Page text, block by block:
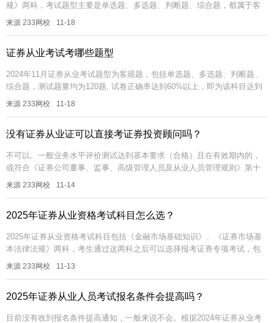
规》两科，考试题型主要是单选题、多选题、判断题、综合题，都属于客
观题。各题型对应的题量及分值分布表如下。【2024年证券备考资料包】
来源 233网校 11-18
证券从业考试考哪些题型
2024年11月证券从业考试题型为客观题，包括单选题、多选题、判断题、
综合题，测试题量均为120题, 试卷正确率达到60%以上，即为该科目达到
基本要求。一般业务水平评价测试、高级管理人员水平评价测试时...
来源 233网校 11-18
没有证券从业证可以直接考证券投资顾问吗？
不可以。一般业务水平评价测试达到基本要求（合格）且在有效期内的，
或符合《证券公司董事、监事、高级管理人员及从业人员管理规则》第十
条规定的相关人员,可报名参加专项业务水平评价测试。2024年11月证券
来源 233网校 11-14
2025年证券从业资格考试科目怎么选？
2025年证券从业资格考试科目包括《金融市场基础知识》、《证券市场基
本法律法规》两科，考生通过这两科之后可以选择报考证券专项考试，包
括《证券投资顾问业务》、《发布证券研究报告业务》（证券分析师）、
来源 233网校 11-13
2025年证券从业人员考试报名条件会提高吗？
目前没有收到报名条件提高通知，一般来说不会。根据2024年证券从业考